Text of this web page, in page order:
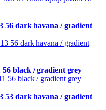
56 dark havana / gradient
56 black / gradient grey
53 dark havana / gradient